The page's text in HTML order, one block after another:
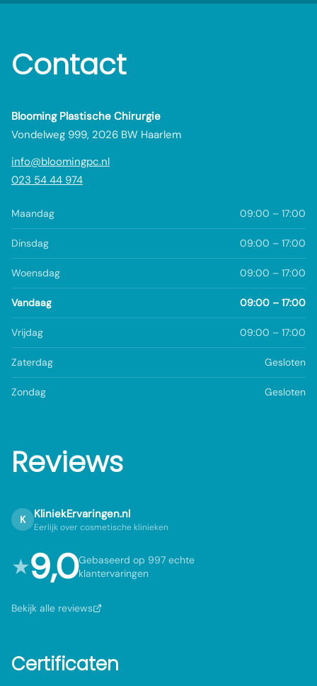
Contact
Blooming Plastische Chirurgie
Vondelweg 999, 2026 BW Haarlem
info@bloomingpc.nl
023 54 44 974
Maandag 09:00 – 17:00
Dinsdag 09:00 – 17:00
Woensdag 09:00 – 17:00
Vandaag 09:00 – 17:00
Vrijdag 09:00 – 17:00
Zaterdag Gesloten
Zondag Gesloten
Reviews
K KliniekErvaringen.nl
Eerlijk over cosmetische klinieken
★9,0Gebaseerd op 997 echte
klantervaringen
Bekijk alle reviews
Certificaten